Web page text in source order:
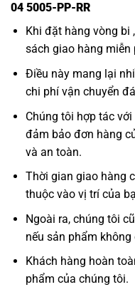
04 5005-PP-RR
Khi đặt hàng vòng bi
sách giao hàng miễn
Điều này mang lại
chi phí vận chuyển
Chúng tôi hợp tác
đảm bảo đơn hàng
và an toàn.
Thời gian giao hàng
thuộc vào vị trí của
Ngoài ra, chúng tôi
nếu sản phẩm
Khách hàng hoàn
phẩm của chúng tôi.